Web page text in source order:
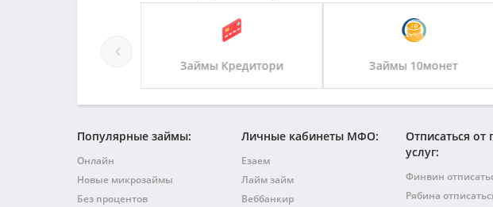
Займы Кредитори Займы 10монет
Популярные займы:
Онлайн
Новые микрозаймы
Без процентов
Личные кабинеты МФО:
Езаем
Лайм займ
Веббанкир
Отписаться от
услуг:
Финвин
Рябина